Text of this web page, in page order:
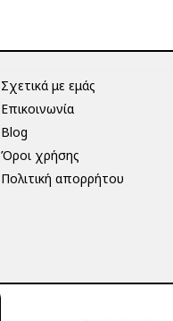
Σχετικά με εμάς
Επικοινωνία
Blog
Όροι χρήσης
Πολιτική απορρήτου